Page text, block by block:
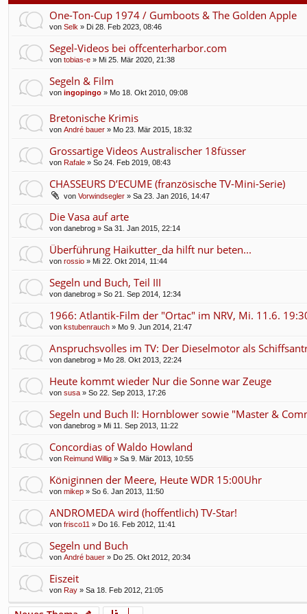
One-Ton-Cup 1974 / Gumboots & The Golden Apple
von Selk » Di 28. Feb 2023, 08:46
Segel-Videos bei offcenterharbor.com
von tobias-e » Mi 25. Mär 2020, 21:38
Segeln & Film
von ingopingo » Mo 18. Okt 2010, 09:08
Bretonische Krimis
von André bauer » Mo 23. Mär 2015, 18:32
Grossartige Videos Australischer 18füsser
von Rafale » So 24. Feb 2019, 08:43
CHASSEURS D’ECUME (französische TV-Mini-Serie)
von Vorwindsegler » Sa 23. Jan 2016, 14:47
Die Vasa auf arte
von danebrog » Sa 31. Jan 2015, 22:14
Überführung Haikutter_da hilft nur beten...
von rossio » Mi 22. Okt 2014, 11:44
Segeln und Buch, Teil III
von danebrog » So 21. Sep 2014, 12:34
1966: Atlantik-Film der "Ortac" im NRV, Mi. 11.6.
von kstubenrauch » Mo 9. Jun 2014, 21:47
Anspruchsvolles im TV: Der Dieselmotor als
von danebrog » Mo 28. Okt 2013, 22:24
Heute kommt wieder Nur die Sonne war Zeuge
von susa » So 22. Sep 2013, 17:26
Segeln und Buch II: Hornblower sowie "Master &
von danebrog » Mi 11. Sep 2013, 11:22
Concordias of Waldo Howland
von Reimund Willig » Sa 9. Mär 2013, 10:55
Königinnen der Meere, Heute WDR 15:00Uhr
von mikep » So 6. Jan 2013, 11:50
ANDROMEDA wird (hoffentlich) TV-Star!
von frisco11 » Do 16. Feb 2012, 11:41
Segeln und Buch
von André bauer » Do 25. Okt 2012, 20:34
Eiszeit
von Ray » Sa 18. Feb 2012, 21:05